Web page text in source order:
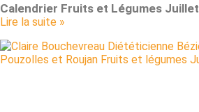
Calendrier Fruits et Légumes Juillet
Lire la suite »